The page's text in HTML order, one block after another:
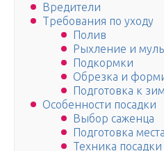
Вредители
Требования по уходу
Полив
Рыхление и
Подкормки
Обрезка и
Подготовка к
Особенности посадки
Выбор саженца
Подготовка места
Техника посадки